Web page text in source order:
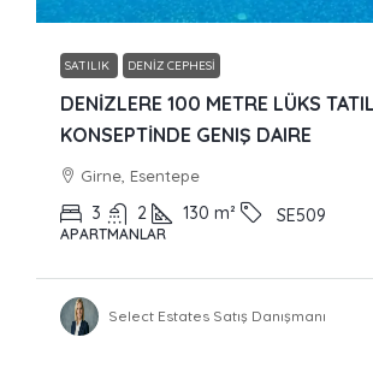
SATILIK DENIZ CEPHESI
DENİZLERE 100 METRE LÜKS
KONSEPTİNDE GENIŞ DAIRE
Girne, Esentepe
3 2 130 m² SE509
APARTMANLAR
Select Estates Satış Danışmanı